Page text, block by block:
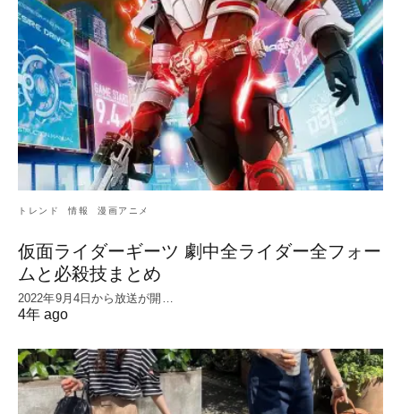
トレンド 情報 漫画アニメ
仮面ライダーギーツ 劇中全ライダー全フォー
ムと必殺技まとめ
2022年9月4日から放送が開…
4年 ago